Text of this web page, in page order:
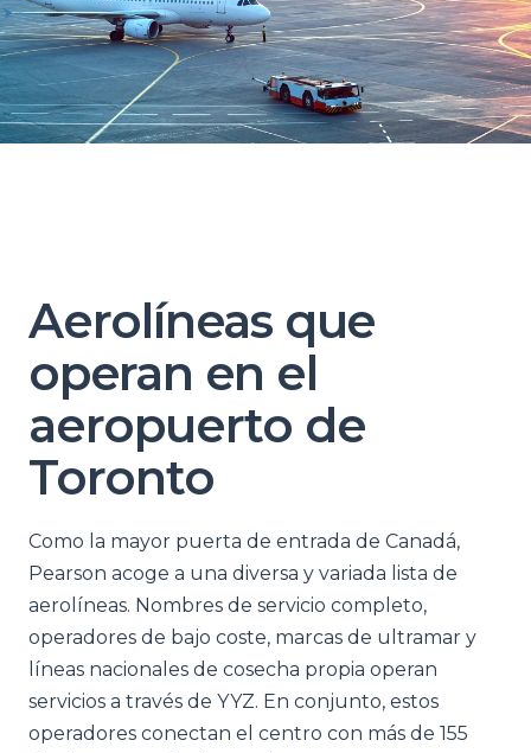
Aerolíneas que
operan en el
aeropuerto de
Toronto
Como la mayor puerta de entrada de Canadá,
Pearson acoge a una diversa y variada lista de
aerolíneas. Nombres de servicio completo,
operadores de bajo coste, marcas de ultramar y
líneas nacionales de cosecha propia operan
servicios a través de YYZ. En conjunto, estos
operadores conectan el centro con más de 155